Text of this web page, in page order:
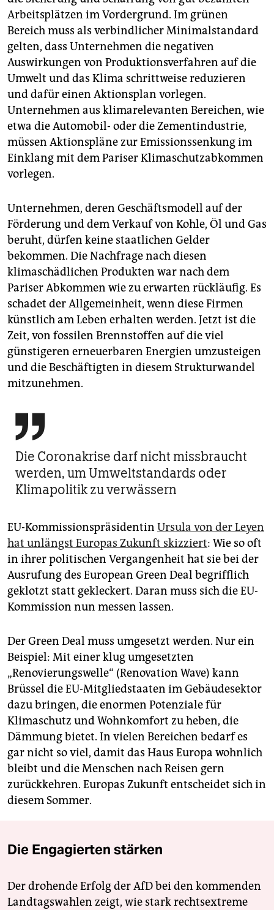
Arbeitsplätzen im Vordergrund. Im grünen
Bereich muss als verbindlicher Minimalstandard
gelten, dass Unternehmen die negativen
Auswirkungen von Produktionsverfahren auf die
Umwelt und das Klima schrittweise reduzieren
und dafür einen Aktionsplan vorlegen.
Unternehmen aus klimarelevanten Bereichen, wie
etwa die Automobil- oder die Zementindustrie,
müssen Aktionspläne zur Emissionssenkung im
Einklang mit dem Pariser Klimaschutzabkommen
vorlegen.
Unternehmen, deren Geschäftsmodell auf der
Förderung und dem Verkauf von Kohle, Öl und Gas
beruht, dürfen keine staatlichen Gelder
bekommen. Die Nachfrage nach diesen
klimaschädlichen Produkten war nach dem
Pariser Abkommen wie zu erwarten rückläufig. Es
schadet der Allgemeinheit, wenn diese Firmen
künstlich am Leben erhalten werden. Jetzt ist die
Zeit, von fossilen Brennstoffen auf die viel
günstigeren erneuerbaren Energien umzusteigen
und die Beschäftigten in diesem Strukturwandel
mitzunehmen.

Die Coronakrise darf nicht missbraucht
werden, um Umweltstandards oder
Klimapolitik zu verwässern
EU-Kommissionspräsidentin Ursula von der Leyen
hat unlängst Europas Zukunft skizziert: Wie so oft
in ihrer politischen Vergangenheit hat sie bei der
Ausrufung des European Green Deal begrifflich
geklotzt statt gekleckert. Daran muss sich die EU-
Kommission nun messen lassen.
Der Green Deal muss umgesetzt werden. Nur ein
Beispiel: Mit einer klug umgesetzten
„Renovierungswelle“ (Renovation Wave) kann
Brüssel die EU-Mitgliedstaaten im Gebäudesektor
dazu bringen, die enormen Potenziale für
Klimaschutz und Wohnkomfort zu heben, die
Dämmung bietet. In vielen Bereichen bedarf es
gar nicht so viel, damit das Haus Europa wohnlich
bleibt und die Menschen nach Reisen gern
zurückkehren. Europas Zukunft entscheidet sich in
diesem Sommer.
Die Engagierten stärken
Der drohende Erfolg der AfD bei den kommenden
Landtagswahlen zeigt, wie stark rechtsextreme